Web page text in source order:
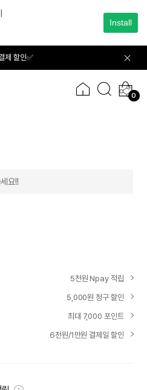
제 할인✅
0
01 03
요!!
5천원 Npay 적립
5,000원 청구 할인
최대 7,000 포인트
6천원/1만원 결제일 할인